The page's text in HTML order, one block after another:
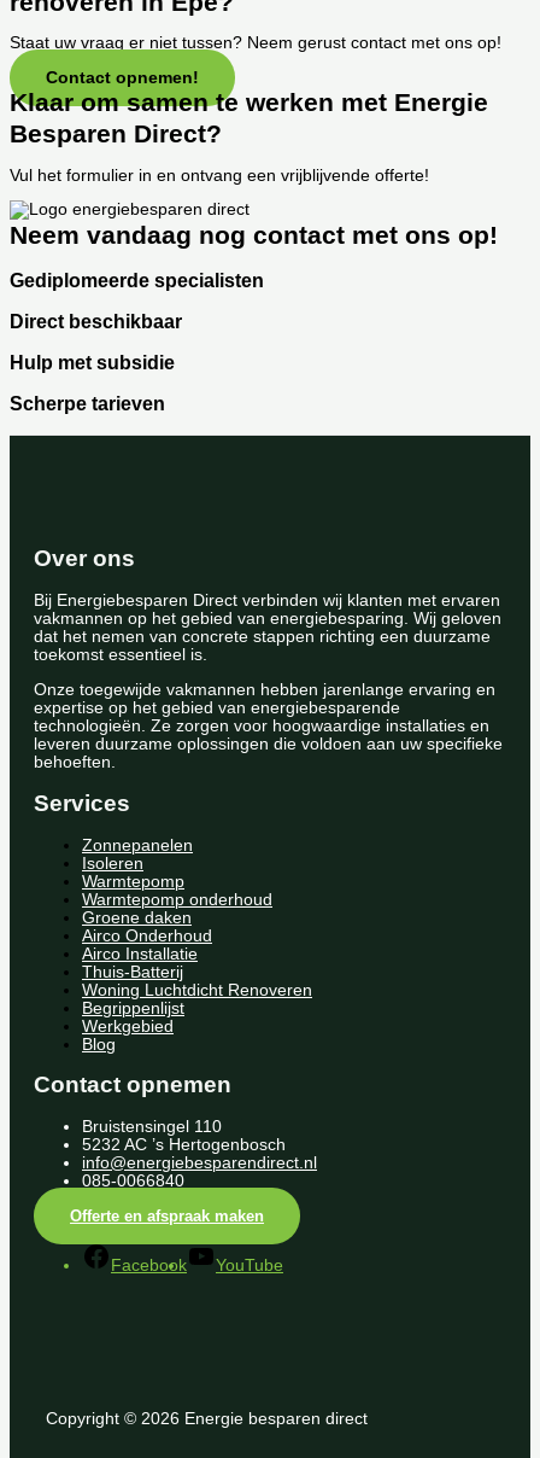
Staat uw vraag er niet tussen? Neem gerust contact met ons op!
Contact opnemen!
Klaar om samen te werken met Energie
Besparen Direct?
Vul het formulier in en ontvang een vrijblijvende offerte!
Neem vandaag nog contact met ons op!
Gediplomeerde specialisten
Direct beschikbaar
Hulp met subsidie
Scherpe tarieven
Over ons
Bij Energiebesparen Direct verbinden wij klanten met ervaren
vakmannen op het gebied van energiebesparing. Wij geloven
dat het nemen van concrete stappen richting een duurzame
toekomst essentieel is.
Onze toegewijde vakmannen hebben jarenlange ervaring en
expertise op het gebied van energiebesparende
technologieën. Ze zorgen voor hoogwaardige installaties en
leveren duurzame oplossingen die voldoen aan uw specifieke
behoeften.
Services
Zonnepanelen
Isoleren
Warmtepomp
Warmtepomp onderhoud
Groene daken
Airco Onderhoud
Airco Installatie
Thuis-Batterij
Woning Luchtdicht Renoveren
Begrippenlijst
Werkgebied
Blog
Contact opnemen
Bruistensingel 110
5232 AC ’s Hertogenbosch
info@energiebesparendirect.nl
085-0066840
Offerte en afspraak maken
Facebook YouTube
Copyright © 2026 Energie besparen direct